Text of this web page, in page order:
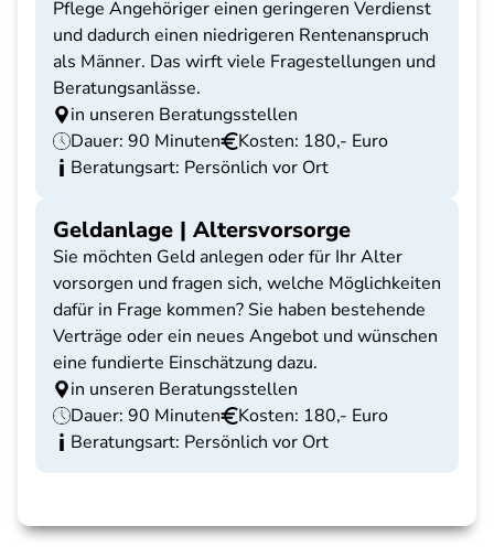
Pflege Angehöriger einen geringeren Verdienst
und dadurch einen niedrigeren Rentenanspruch
als Männer. Das wirft viele Fragestellungen und
Beratungsanlässe.
in unseren Beratungsstellen
Dauer: 90 Minuten
Kosten: 180,- Euro
Beratungsart: Persönlich vor Ort
Geldanlage | Altersvorsorge
Sie möchten Geld anlegen oder für Ihr Alter
vorsorgen und fragen sich, welche Möglichkeiten
dafür in Frage kommen? Sie haben bestehende
Verträge oder ein neues Angebot und wünschen
eine fundierte Einschätzung dazu.
in unseren Beratungsstellen
Dauer: 90 Minuten
Kosten: 180,- Euro
Beratungsart: Persönlich vor Ort